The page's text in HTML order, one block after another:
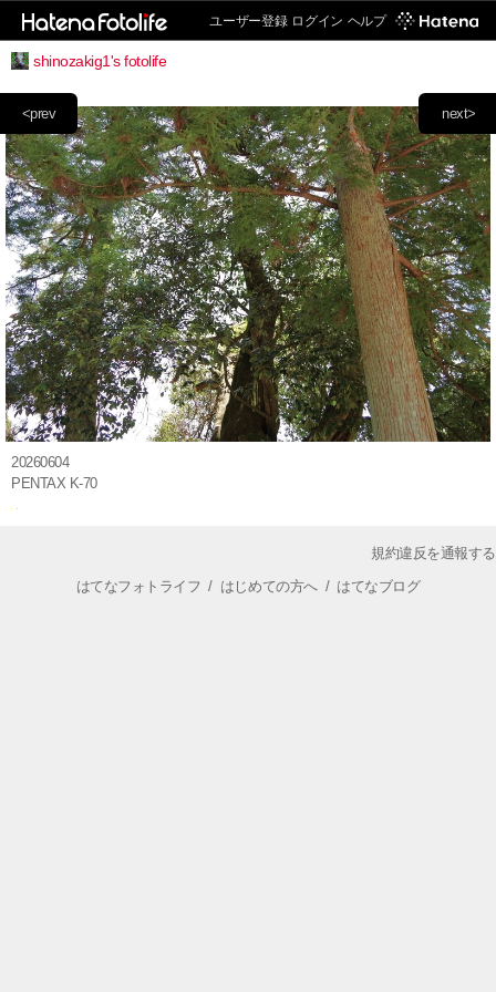
ユーザー登録 ログイン ヘルプ
shinozakig1's fotolife
next>
<prev
20260604
PENTAX K-70
規約違反を通報する
はてなフォトライフ / はじめての方へ/ はてなブログ